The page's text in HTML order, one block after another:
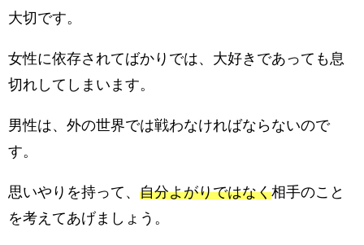
大切です。
女性に依存されてばかりでは、大好きであっても息
切れしてしまいます。
男性は、外の世界では戦わなければならないので
す。
思いやりを持って、 自分よがりではなく相手のこと
を考えてあげましょう。